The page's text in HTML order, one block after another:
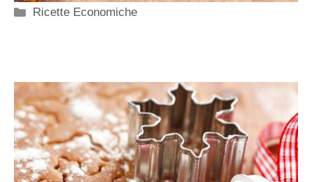
Categorie
Ricette Economiche